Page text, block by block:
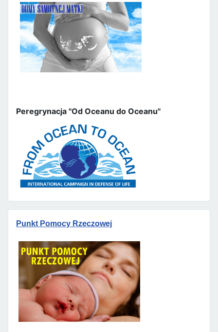
Peregrynacja "Od Oceanu do Oceanu"
Punkt Pomocy Rzeczowej